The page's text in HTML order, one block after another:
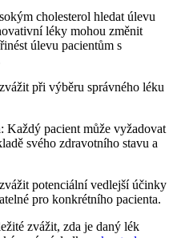
cholesterol hledat úlevu
léky mohou změnit
úlevu pacientům s
při výběru správného léku
: Každý pacient může vyžadovat
svého zdravotního stavu a
potenciální vedlejší účinky
pro konkrétního pacienta.
zvážit, zda je daný lék